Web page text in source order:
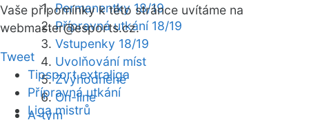
Permanentky 18/19
Přípravná utkání 18/19
Vstupenky 18/19
Uvolňování míst
Zvýhodněné
On-line
A-tým
Vaše připomínky k této stránce uvítáme na
webmaster@esports.cz.
Tweet
Tipsport extraliga
Přípravná utkání
Liga mistrů